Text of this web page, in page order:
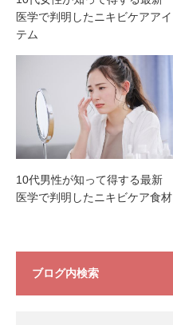
医学で判明したニキビケアアイ
テム
10代男性が知って得する最新
医学で判明したニキビケア食材
ブログ内検索